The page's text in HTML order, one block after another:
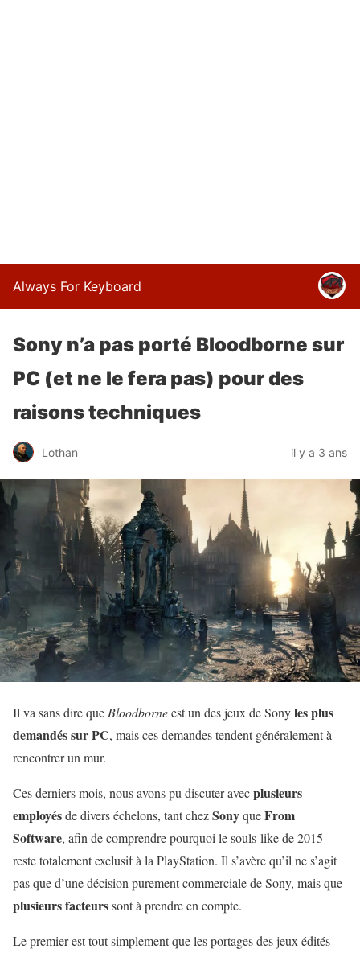
Always For Keyboard
Sony n’a pas porté Bloodborne sur
PC (et ne le fera pas) pour des
raisons techniques
Lothan il y a 3 ans
Il va sans dire que Bloodborneest un des jeux de Sonyles plus
demandés sur PC, mais ces demandes tendent généralement à
rencontrer un mur.
Ces derniers mois, nous avons pu discuter avecplusieurs
employésde divers échelons, tant chezSonyqueFrom
Software, afin de comprendre pourquoi le souls-like de 2015
reste totalement exclusif à la PlayStation. Il s’avère qu’il ne s’agit
pas que d’une décision purement commerciale de Sony, mais que
plusieurs facteurssont à prendre en compte.
Le premier est tout simplement que les portages des jeux édités